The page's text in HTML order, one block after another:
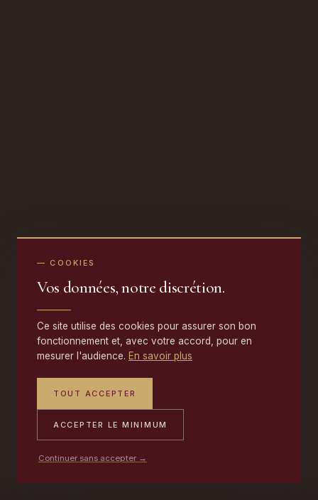
— COOKIES
Vos données, notre discrétion.
Ce site utilise des cookies pour assurer son bon
fonctionnement et, avec votre accord, pour en
mesurer l'audience. En savoir plus
TOUT ACCEPTER
ACCEPTER LE MINIMUM
Continuer sans accepter →